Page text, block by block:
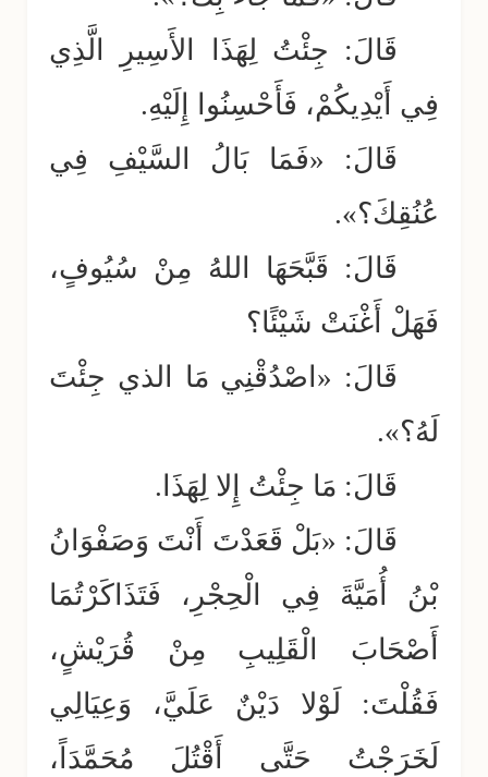
قَالَ: جِئْتُ لِهَذَا الأَسِيرِ الَّذِي
فِي أَيْدِيكُمْ، فَأَحْسِنُوا إِلَيْهِ.
قَالَ: «فَمَا بَالُ السَّيْفِ فِي
عُنُقِكَ؟».
قَالَ: قَبَّحَهَا اللهُ مِنْ سُيُوفٍ،
فَهَلْ أَغْنَتْ شَيْئًا؟
قَالَ: «اصْدُقْنِي مَا الذي جِئْتَ
لَهُ؟».
قَالَ: مَا جِئْتُ إِلا لِهَذَا.
قَالَ: «بَلْ قَعَدْتَ أَنْتَ وَصَفْوَانُ
بْنُ أُمَيَّةَ فِي الْحِجْرِ، فَتَذَاكَرْتُمَا
أَصْحَابَ الْقَلِيبِ مِنْ قُرَيْشٍ،
فَقُلْتَ: لَوْلا دَيْنٌ عَلَيَّ، وَعِيَالِي
لَخَرَجْتُ حَتَّى أَقْتُلَ مُحَمَّدَاً،